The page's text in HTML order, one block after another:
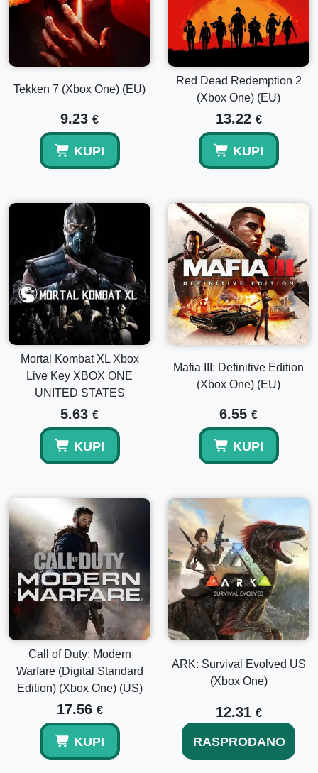
Tekken 7 (Xbox One) (EU)
9.23 €
KUPI
Red Dead Redemption 2
(Xbox One) (EU)
13.22 €
KUPI
Mortal Kombat XL Xbox
Live Key XBOX ONE
UNITED STATES
5.63 €
KUPI
Mafia III: Definitive Edition
(Xbox One) (EU)
6.55 €
KUPI
Call of Duty: Modern
Warfare (Digital Standard
Edition) (Xbox One) (US)
17.56 €
KUPI
ARK: Survival Evolved US
(Xbox One)
12.31 €
RASPRODANO